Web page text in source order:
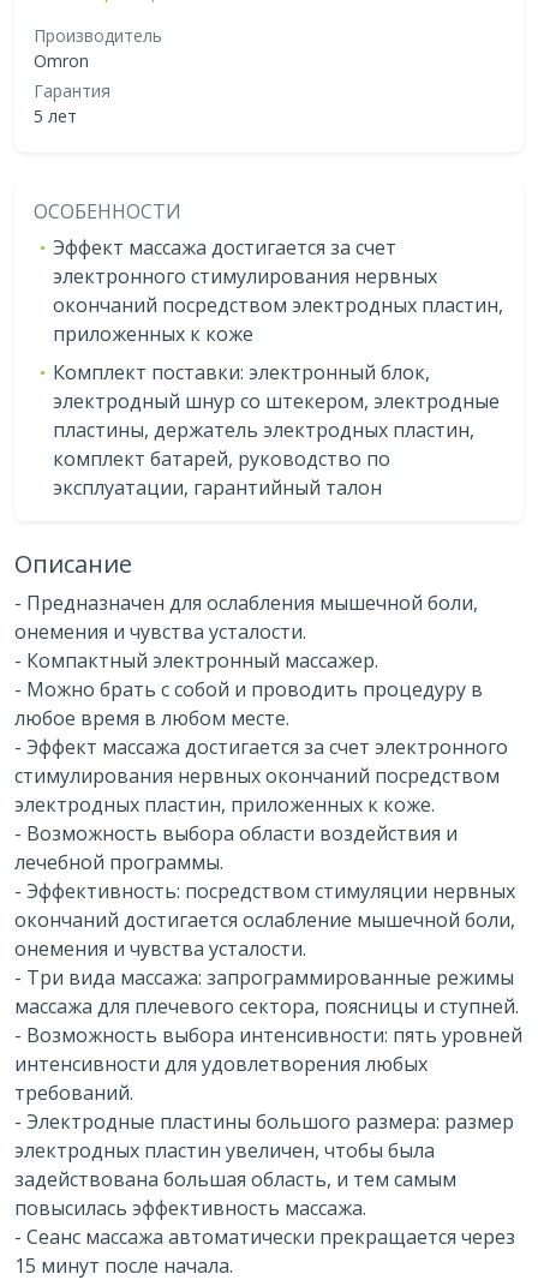
Производитель
Omron
Гарантия
5 лет
ОСОБЕННОСТИ
Эффект массажа достигается за счет
электронного стимулирования нервных
окончаний посредством электродных пластин,
приложенных к коже
Комплект поставки: электронный блок,
электродный шнур со штекером, электродные
пластины, держатель электродных пластин,
комплект батарей, руководство по
эксплуатации, гарантийный талон
Описание
- Предназначен для ослабления мышечной боли,
онемения и чувства усталости.
- Компактный электронный массажер.
- Можно брать с собой и проводить процедуру в
любое время в любом месте.
- Эффект массажа достигается за счет электронного
стимулирования нервных окончаний посредством
электродных пластин, приложенных к коже.
- Возможность выбора области воздействия и
лечебной программы.
- Эффективность: посредством стимуляции нервных
окончаний достигается ослабление мышечной боли,
онемения и чувства усталости.
- Три вида массажа: запрограммированные режимы
массажа для плечевого сектора, поясницы и ступней.
- Возможность выбора интенсивности: пять уровней
интенсивности для удовлетворения любых
требований.
- Электродные пластины большого размера: размер
электродных пластин увеличен, чтобы была
задействована большая область, и тем самым
повысилась эффективность массажа.
- Сеанс массажа автоматически прекращается через
15 минут после начала.